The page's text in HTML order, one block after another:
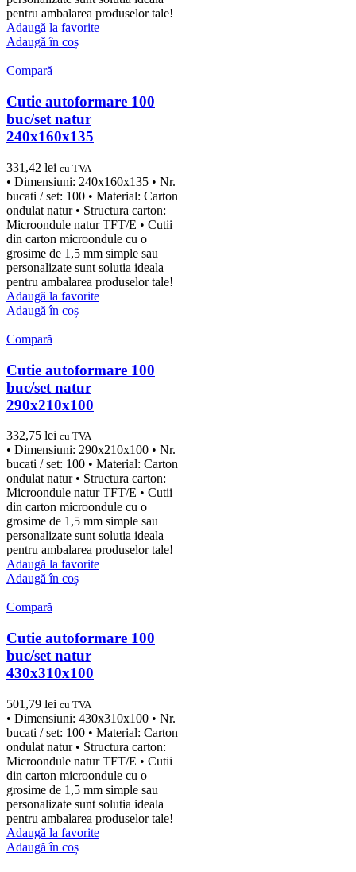
pentru ambalarea produselor tale!
Adaugă la favorite
Adaugă în coș
Compară
Cutie autoformare 100
buc/set natur
240x160x135
331,42 lei cu TVA
• Dimensiuni: 240x160x135 • Nr.
bucati / set: 100 • Material: Carton
ondulat natur • Structura carton:
Microondule natur TFT/E • Cutii
din carton microondule cu o
grosime de 1,5 mm simple sau
personalizate sunt solutia ideala
pentru ambalarea produselor tale!
Adaugă la favorite
Adaugă în coș
Compară
Cutie autoformare 100
buc/set natur
290x210x100
332,75 lei cu TVA
• Dimensiuni: 290x210x100 • Nr.
bucati / set: 100 • Material: Carton
ondulat natur • Structura carton:
Microondule natur TFT/E • Cutii
din carton microondule cu o
grosime de 1,5 mm simple sau
personalizate sunt solutia ideala
pentru ambalarea produselor tale!
Adaugă la favorite
Adaugă în coș
Compară
Cutie autoformare 100
buc/set natur
430x310x100
501,79 lei cu TVA
• Dimensiuni: 430x310x100 • Nr.
bucati / set: 100 • Material: Carton
ondulat natur • Structura carton:
Microondule natur TFT/E • Cutii
din carton microondule cu o
grosime de 1,5 mm simple sau
personalizate sunt solutia ideala
pentru ambalarea produselor tale!
Adaugă la favorite
Adaugă în coș